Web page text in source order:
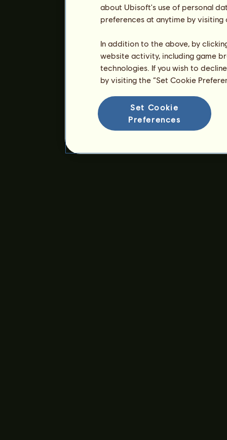
about Ubisoft's use of personal
preferences at anytime by
In addition to the above, by
website activity, including game
technologies. If you wish to
by visiting the “Set Cookie
Set Cookie
Preferences